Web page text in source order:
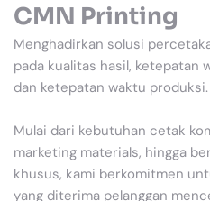
CMN Printing
Menghadirkan solusi
pada kualitas hasil, ketepatan
dan ketepatan waktu produksi.
Mulai dari kebutuhan cetak
marketing materials, hingga
khusus, kami berkomitmen
yang diterima pelanggan